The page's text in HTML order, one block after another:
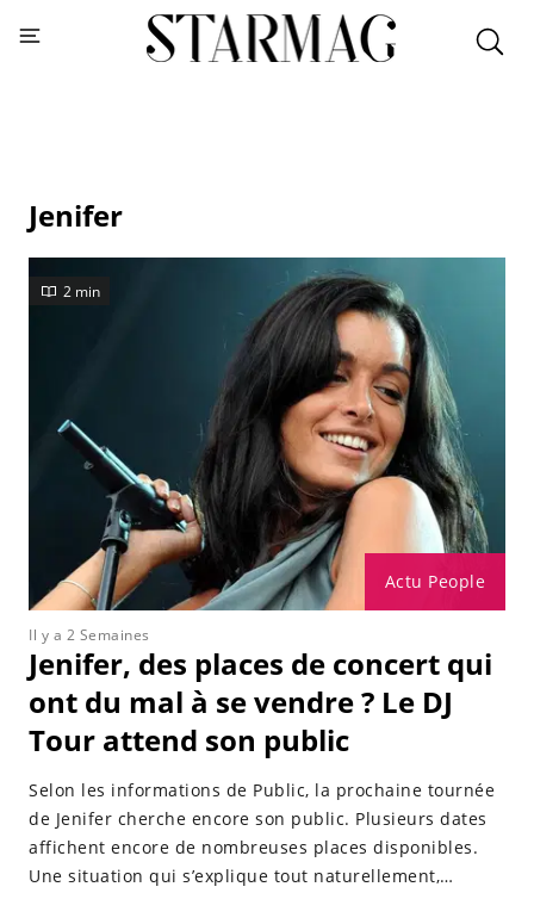
Jenifer
Actu People
2 min
Il y a 2 Semaines
Jenifer, des places de concert qui
ont du mal à se vendre ? Le DJ
Tour attend son public
Selon les informations de Public, la prochaine tournée
de Jenifer cherche encore son public. Plusieurs dates
affichent encore de nombreuses places disponibles.
Une situation qui s’explique tout naturellement,